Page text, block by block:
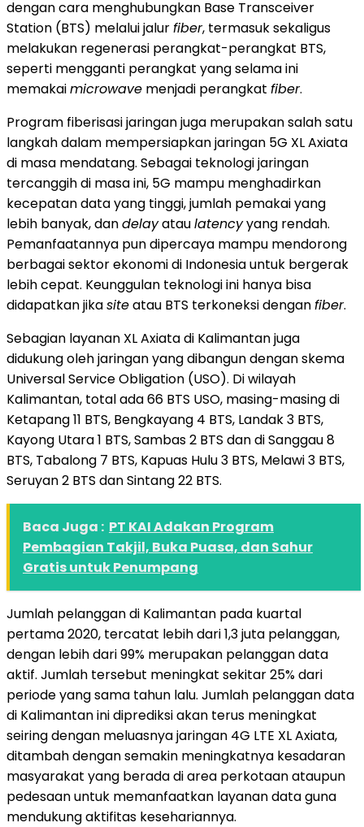
dengan cara menghubungkan Base Transceiver
Station (BTS) melalui jalurfiber, termasuk sekaligus
melakukan regenerasi perangkat-perangkat BTS,
seperti mengganti perangkat yang selama ini
memakaimicrowave menjadi perangkat fiber.
Program fiberisasi jaringan juga merupakan salah satu
langkah dalam mempersiapkan jaringan 5G XL Axiata
di masa mendatang. Sebagai teknologi jaringan
tercanggih di masa ini, 5G mampu menghadirkan
kecepatan data yang tinggi, jumlah pemakai yang
lebih banyak, dandelayataulatencyyang rendah.
Pemanfaatannya pun dipercaya mampu mendorong
berbagai sektor ekonomi di Indonesia untuk bergerak
lebih cepat. Keunggulan teknologi ini hanya bisa
didapatkan jikasiteatau BTS terkoneksi denganfiber.
Sebagian layanan XL Axiata di Kalimantan juga
didukung oleh jaringan yang dibangun dengan skema
Universal Service Obligation (USO). Di wilayah
Kalimantan, total ada 66 BTS USO, masing-masing di
Ketapang 11 BTS, Bengkayang 4 BTS, Landak 3 BTS,
Kayong Utara 1 BTS, Sambas 2 BTS dan di Sanggau 8
BTS, Tabalong 7 BTS, Kapuas Hulu 3 BTS, Melawi 3 BTS,
Seruyan 2 BTS dan Sintang 22 BTS.
Baca Juga : PT KAI Adakan Program
Pembagian Takjil, Buka Puasa, dan Sahur
Gratis untuk Penumpang
Jumlah pelanggan di Kalimantan pada kuartal
pertama 2020, tercatat lebih dari 1,3 juta pelanggan,
dengan lebih dari 99% merupakan pelanggan data
aktif. Jumlah tersebut meningkat sekitar 25% dari
periode yang sama tahun lalu. Jumlah pelanggan data
di Kalimantan ini diprediksi akan terus meningkat
seiring dengan meluasnya jaringan 4G LTE XL Axiata,
ditambah dengan semakin meningkatnya kesadaran
masyarakat yang berada di area perkotaan ataupun
pedesaan untuk memanfaatkan layanan data guna
mendukung aktifitas kesehariannya.